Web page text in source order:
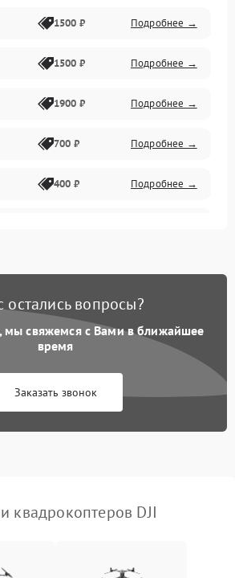
1500 ₽ Подробнее →
1500 ₽ Подробнее →
1900 ₽ Подробнее →
700 ₽ Подробнее →
400 ₽ Подробнее →
остались вопросы?
мы свяжемся с Вами в ближайшее
время
Заказать звонок
квадрокоптеров DJI